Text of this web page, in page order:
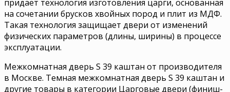
придает технология изготовления царги, основанная
на сочетании брусков хвойных пород и плит из МДФ.
Такая технология защищает двери от изменений
физических параметров (длины, ширины) в процессе
эксплуатации.
Межкомнатная дверь S 39 каштан от производителя
в Москве. Темная межкомнатная дверь S 39 каштан и
другие товары в категории Царговые двери (финиш-